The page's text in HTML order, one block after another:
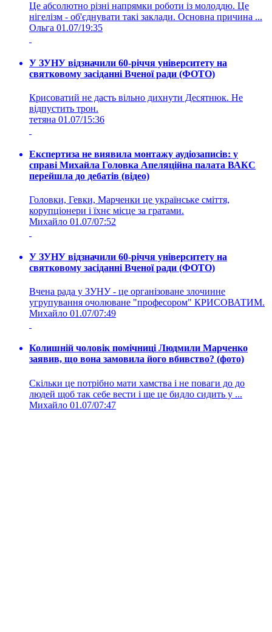
Це абсолютно різні напрямки роботи із молоддю. Це
нігелізм - об'єднувати такі заклади. Основна причина ...
Ольга 01.07/19:35
У ЗУНУ відзначили 60-річчя університету на
святковому засіданні Вченої ради (ФОТО)
Крисоватий не дасть вільно дихнути Десятнюк. Не
відпустить трон.
тетяна 01.07/15:36
Експертиза не виявила монтажу аудіозаписів: у
справі Михайла Головка Апеляційна палата ВАКС
перейшла до дебатів (відео)
Головки, Гевки, Марченки це українське сміття,
корупціонери і їхнє місце за гратами.
Михайло 01.07/07:52
У ЗУНУ відзначили 60-річчя університету на
святковому засіданні Вченої ради (ФОТО)
Вчена рада у ЗУНУ - це організоване злочинне
угрупування очолюване "професором" КРИСОВАТИМ.
Михайло 01.07/07:49
Колишній чоловік помічниці Людмили Марченко
заявив, що вона замовила його вбивство? (фото)
Скільки це потрібно мати хамства і не поваги до до
людей щоб так себе вести і ще це бидло сидить у ...
Михайло 01.07/07:47